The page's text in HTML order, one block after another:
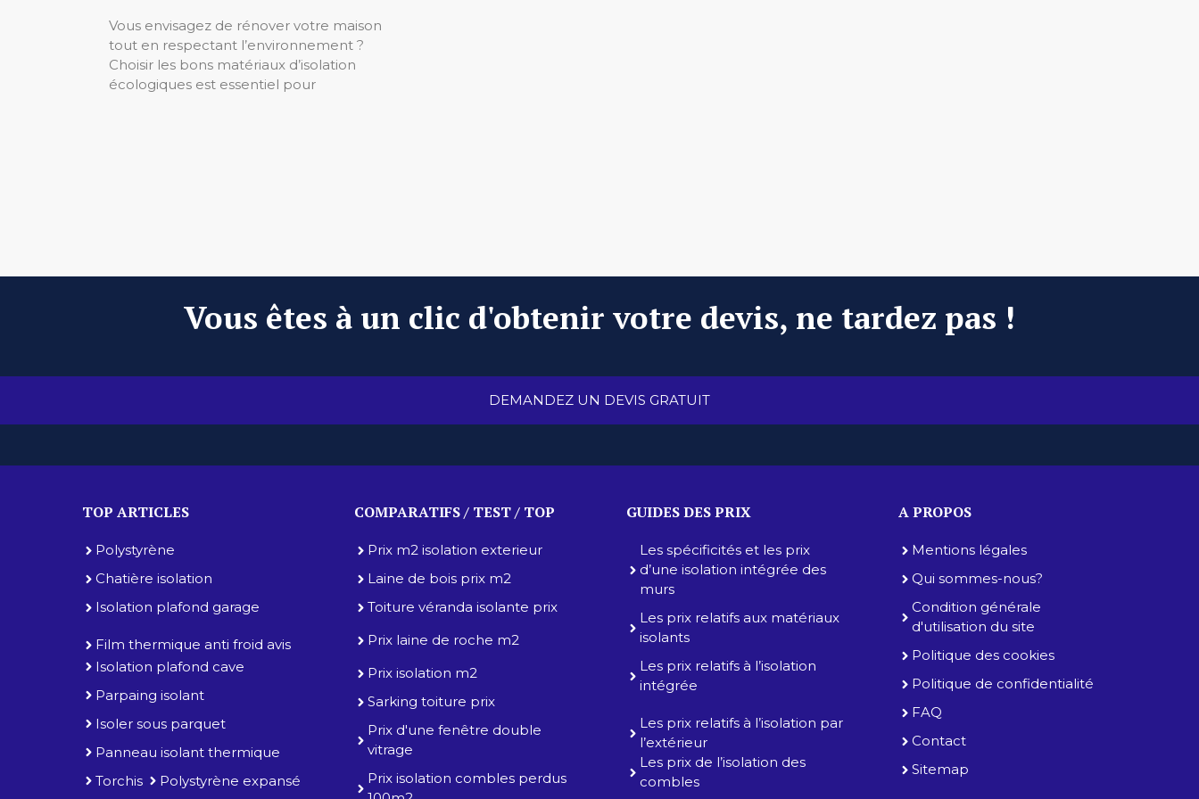
Vous envisagez de rénover votre maison
tout en respectant l’environnement ?
Choisir les bons matériaux d’isolation
écologiques est essentiel pour
Vous êtes à un clic d'obtenir votre devis, ne tardez pas !
DEMANDEZ UN DEVIS GRATUIT
TOP ARTICLES
Polystyrène
Chatière isolation
Isolation plafond garage
Film thermique anti froid avis
Isolation plafond cave
Parpaing isolant
Isoler sous parquet
Panneau isolant thermique
Torchis
Polystyrène expansé
COMPARATIFS / TEST / TOP
Prix m2 isolation exterieur
Laine de bois prix m2
Toiture véranda isolante prix
Prix laine de roche m2
Prix isolation m2
Sarking toiture prix
Prix d'une fenêtre double
vitrage
Prix isolation combles perdus
GUIDES DES PRIX
Les spécificités et les prix
d’une isolation intégrée des
murs
Les prix relatifs aux matériaux
isolants
Les prix relatifs à l’isolation
intégrée
Les prix relatifs à l’isolation par
l’extérieur
Les prix de l’isolation des
combles
A PROPOS
Mentions légales
Qui sommes-nous?
Condition générale
d'utilisation du site
Politique des cookies
Politique de confidentialité
FAQ
Contact
Sitemap